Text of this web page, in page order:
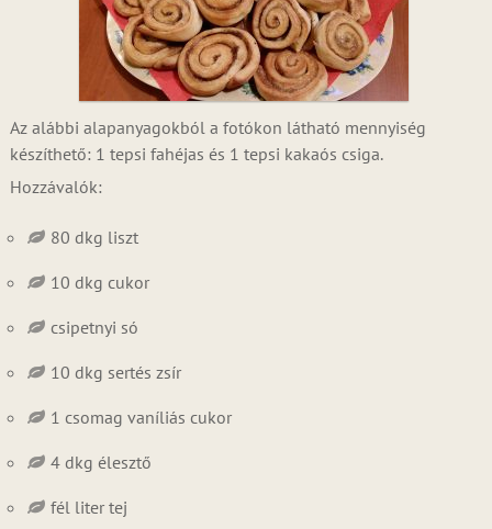
Az alábbi alapanyagokból a fotókon látható mennyiség
készíthető: 1 tepsi fahéjas és 1 tepsi kakaós csiga.
Hozzávalók:
80 dkg liszt
10 dkg cukor
csipetnyi só
10 dkg sertés zsír
1 csomag vaníliás cukor
4 dkg élesztő
fél liter tej